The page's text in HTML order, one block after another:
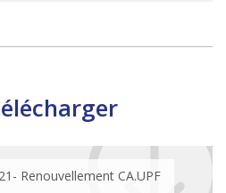
Renouvellement CA.UPF